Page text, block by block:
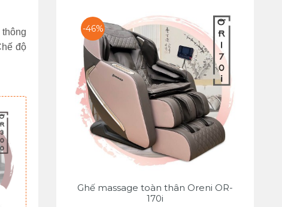
độ
-46%
Ghế massage toàn thân Oreni OR-
170i